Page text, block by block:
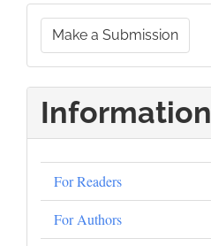
Make
a
Submission
Make a Submission
Information
For Readers
For Authors